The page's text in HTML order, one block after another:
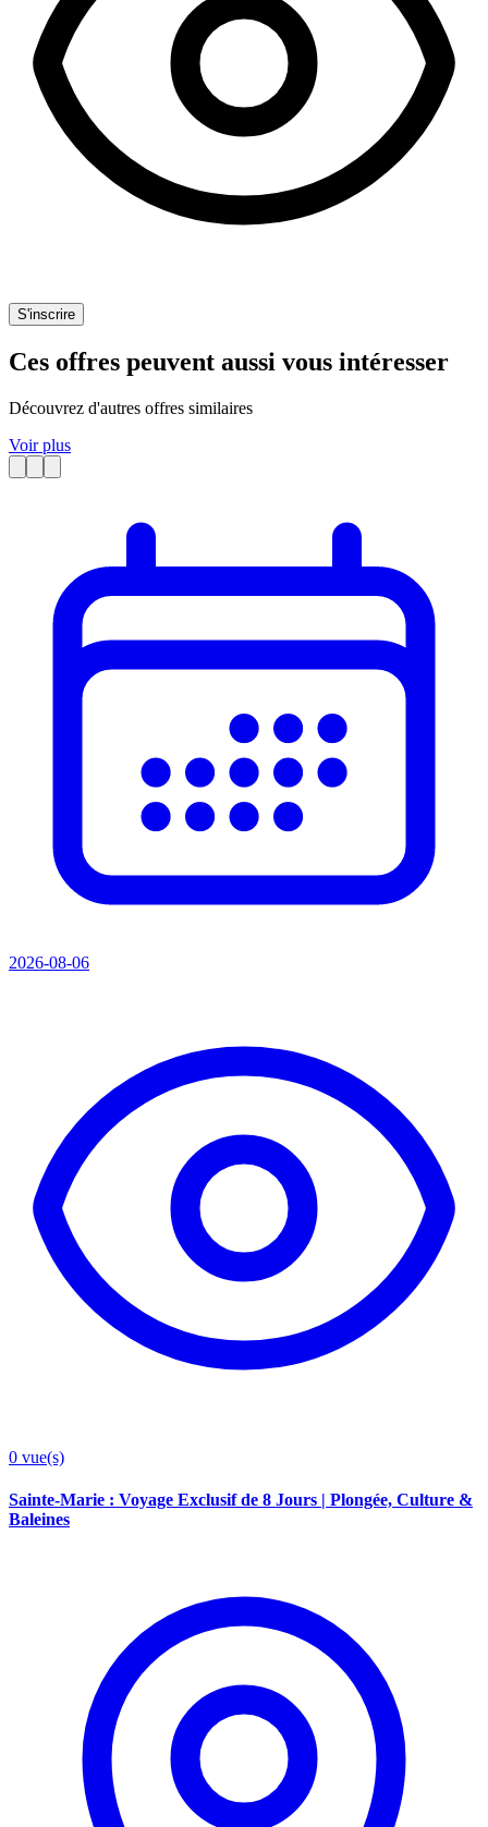
S'inscrire
Ces offres peuvent aussi vous intéresser
Découvrez d'autres offres similaires
Voir plus
2026-08-06
0 vue(s)
Sainte-Marie : Voyage Exclusif de 8 Jours | Plongée, Culture &
Baleines